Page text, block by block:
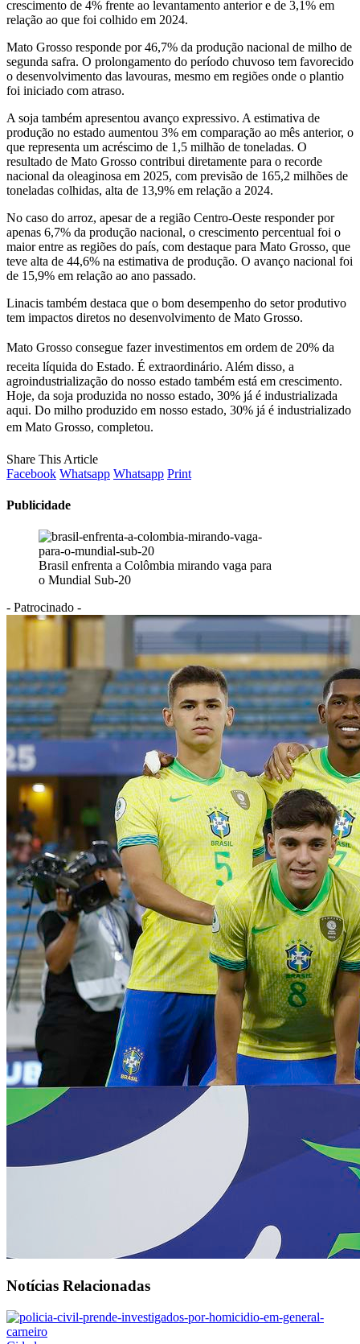
crescimento de 4% frente ao levantamento anterior e de 3,1% em
relação ao que foi colhido em 2024.
Mato Grosso responde por 46,7% da produção nacional de milho de
segunda safra. O prolongamento do período chuvoso tem favorecido
o desenvolvimento das lavouras, mesmo em regiões onde o plantio
foi iniciado com atraso.
A soja também apresentou avanço expressivo. A estimativa de
produção no estado aumentou 3% em comparação ao mês anterior, o
que representa um acréscimo de 1,5 milhão de toneladas. O
resultado de Mato Grosso contribui diretamente para o recorde
nacional da oleaginosa em 2025, com previsão de 165,2 milhões de
toneladas colhidas, alta de 13,9% em relação a 2024.
No caso do arroz, apesar de a região Centro-Oeste responder por
apenas 6,7% da produção nacional, o crescimento percentual foi o
maior entre as regiões do país, com destaque para Mato Grosso, que
teve alta de 44,6% na estimativa de produção. O avanço nacional foi
de 15,9% em relação ao ano passado.
Linacis também destaca que o bom desempenho do setor produtivo
tem impactos diretos no desenvolvimento de Mato Grosso.
Mato Grosso consegue fazer investimentos em ordem de 20% da
receita líquida do Estado. É extraordinário. Além disso, a
agroindustrialização do nosso estado também está em crescimento.
Hoje, da soja produzida no nosso estado, 30% já é industrializada
aqui. Do milho produzido em nosso estado, 30% já é industrializado
em Mato Grosso, completou.
Share This Article
Facebook Whatsapp Whatsapp Print
Publicidade
Brasil enfrenta a Colômbia mirando vaga para
o Mundial Sub-20
- Patrocinado -
Notícias Relacionadas